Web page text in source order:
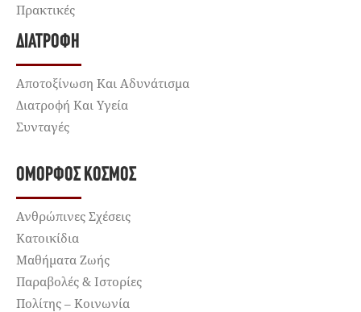
Πρακτικές
ΔΙΑΤΡΟΦΉ
Αποτοξίνωση Και Αδυνάτισμα
Διατροφή Και Υγεία
Συνταγές
ΌΜΟΡΦΟΣ ΚΌΣΜΟΣ
Ανθρώπινες Σχέσεις
Κατοικίδια
Μαθήματα Ζωής
Παραβολές & Ιστορίες
Πολίτης – Κοινωνία